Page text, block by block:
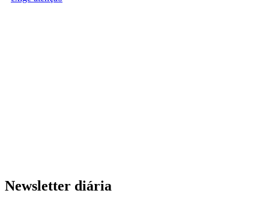
Newsletter diária